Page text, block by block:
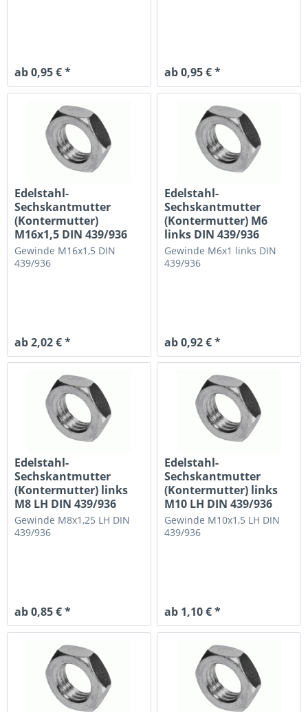
ab 0,95 € * ab 0,95 € *
Edelstahl-
Sechskantmutter
(Kontermutter)
M16x1,5 DIN 439/936
flache Ausführung
Gewinde M16x1,5 DIN
439/936
ab 2,02 € *
Edelstahl-
Sechskantmutter
(Kontermutter) M6
links DIN 439/936
flache Ausführung
Gewinde M6x1 links DIN
439/936
ab 0,92 € *
Edelstahl-
Sechskantmutter
(Kontermutter) links
M8 LH DIN 439/936
flache...
Gewinde M8x1,25 LH DIN
439/936
ab 0,85 € *
Edelstahl-
Sechskantmutter
(Kontermutter) links
M10 LH DIN 439/936
flache...
Gewinde M10x1,5 LH DIN
439/936
ab 1,10 € *